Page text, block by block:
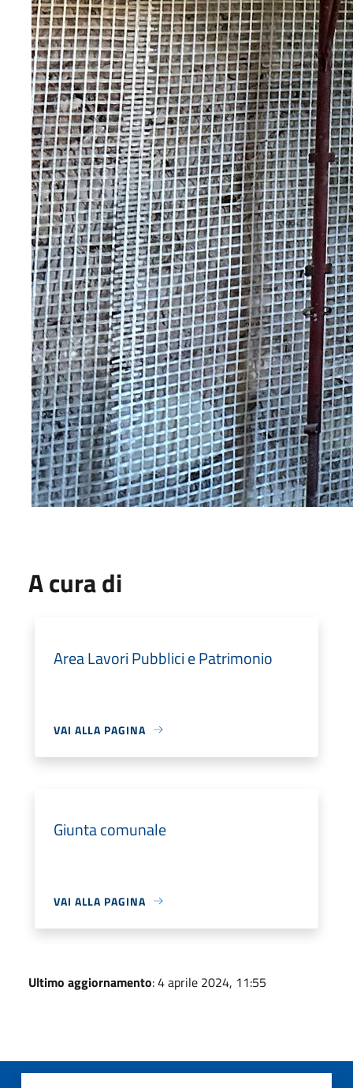
A cura di
Area Lavori Pubblici e Patrimonio
VAI ALLA PAGINA
Giunta comunale
VAI ALLA PAGINA
Ultimo aggiornamento: 4 aprile 2024, 11:55